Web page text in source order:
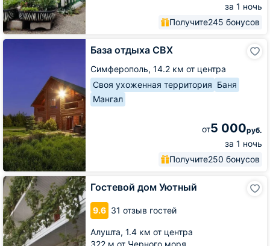
за 1 ночь
Получите245 бонусов
База отдыха СВХ
Симферополь, 14.2 км от центра
Своя ухоженная территория Баня
Мангал
от5 000руб.
за 1 ночь
Получите250 бонусов
База
Гостевой дом Уютный
9.6 31 отзыв гостей
Алушта, 1.4 км от центра
322 м от Черного моря
Гостевой
дом
Уютный